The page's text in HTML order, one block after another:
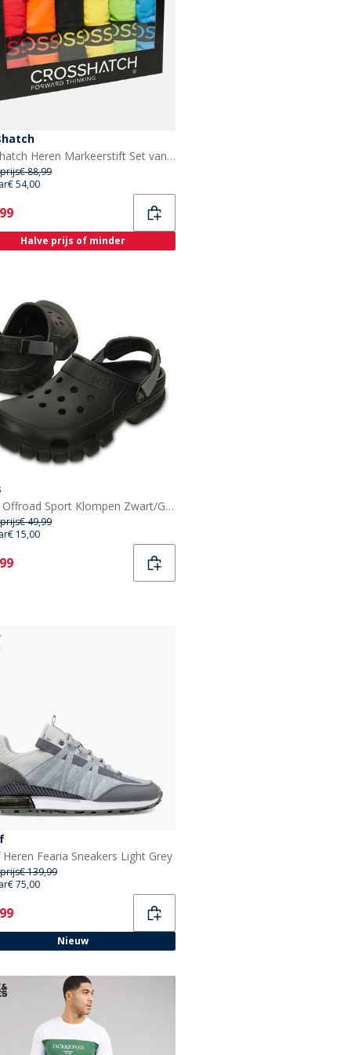
Crosshatch Heren Markeerstift Set van 12 Boxershorts Gesorteerd
€ 88,99
€ 54,00
Halve prijs of minder
Crocs Offroad Sport Klompen Zwart/Grijs
€ 49,99
€ 15,00
Heren Fearia Sneakers Light Grey
€ 139,99
€ 75,00
Nieuw